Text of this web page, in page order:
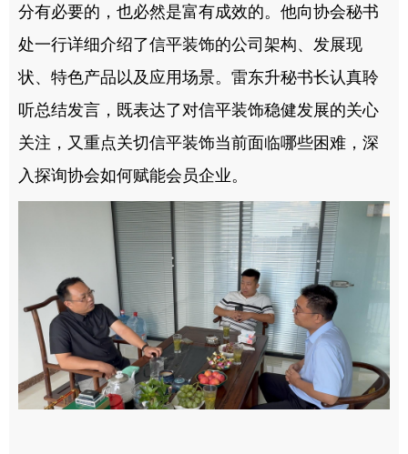
分有必要的，也必然是富有成效的。他向协会秘书
处一行详细介绍了信平装饰的公司架构、发展现
状、特色产品以及应用场景。雷东升秘书长认真聆
听总结发言，既表达了对信平装饰稳健发展的关心
关注，又重点关切信平装饰当前面临哪些困难，深
入探询协会如何赋能会员企业。